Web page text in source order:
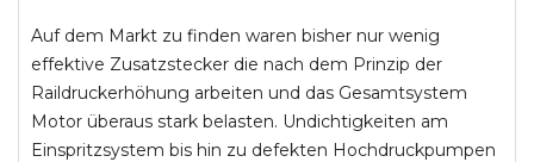
Auf dem Markt zu finden waren bisher nur wenig
effektive Zusatzstecker die nach dem Prinzip der
Raildruckerhöhung arbeiten und das Gesamtsystem
Motor überaus stark belasten. Undichtigkeiten am
Einspritzsystem bis hin zu defekten Hochdruckpumpen